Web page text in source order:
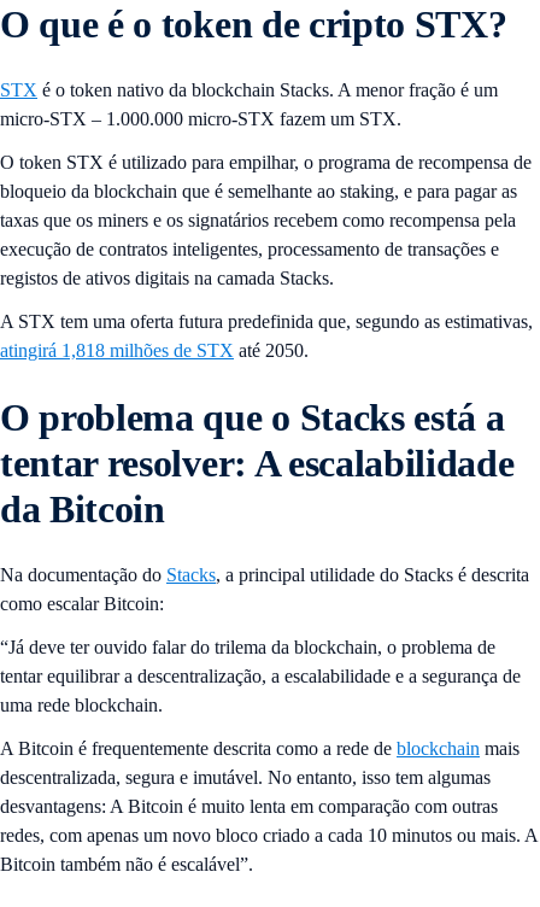
O que é o token de cripto STX?
STX é o token nativo da blockchain Stacks. A menor fração é um
micro-STX – 1.000.000 micro-STX fazem um STX.
O token STX é utilizado para empilhar, o programa de recompensa de
bloqueio da blockchain que é semelhante ao staking, e para pagar as
taxas que os miners e os signatários recebem como recompensa pela
execução de contratos inteligentes, processamento de transações e
registos de ativos digitais na camada Stacks.
A STX tem uma oferta futura predefinida que, segundo as estimativas,
atingirá 1,818 milhões de STX até 2050.
O problema que o Stacks está a
tentar resolver: A escalabilidade
da Bitcoin
Na documentação do Stacks, a principal utilidade do Stacks é descrita
como escalar Bitcoin:
“Já deve ter ouvido falar do trilema da blockchain, o problema de
tentar equilibrar a descentralização, a escalabilidade e a segurança de
uma rede blockchain.
A Bitcoin é frequentemente descrita como a rede de blockchain mais
descentralizada, segura e imutável. No entanto, isso tem algumas
desvantagens: A Bitcoin é muito lenta em comparação com outras
redes, com apenas um novo bloco criado a cada 10 minutos ou mais. A
Bitcoin também não é escalável”.